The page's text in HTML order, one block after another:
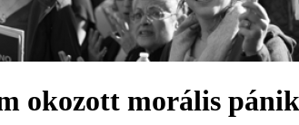
okozott morális